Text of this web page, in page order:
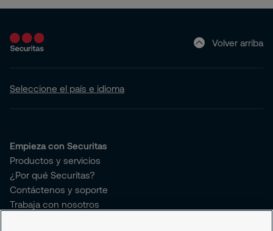
Volver arriba
Seleccione el país e idioma
Empieza con Securitas
Productos y servicios
¿Por qué Securitas?
Contáctenos y soporte
Trabaja con nosotros